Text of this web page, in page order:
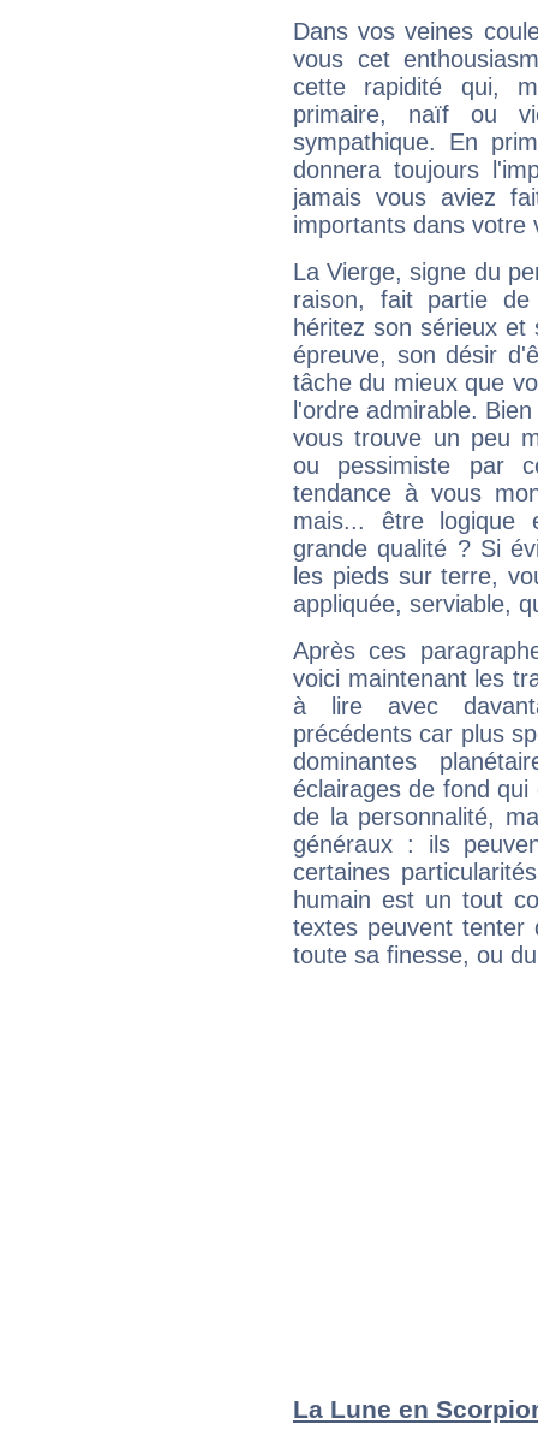
Dans vos veines
vous cet
cette rapidité qui,
primaire, naïf ou
sympathique. En
donnera toujours
jamais vous aviez
importants dans votre
La Vierge, signe du
raison, fait partie
héritez son sérieux
épreuve, son désir
tâche du mieux que
l'ordre admirable.
vous trouve un peu
ou pessimiste par
tendance à vous
mais... être logique
grande qualité ? Si
les pieds sur terre,
appliquée, serviable,
Après ces
voici maintenant les
à lire avec
précédents car plus
dominantes
éclairages de fond
de la personnalité,
généraux : ils
certaines
humain est un tout
textes peuvent tenter
toute sa finesse, ou
La Lune en